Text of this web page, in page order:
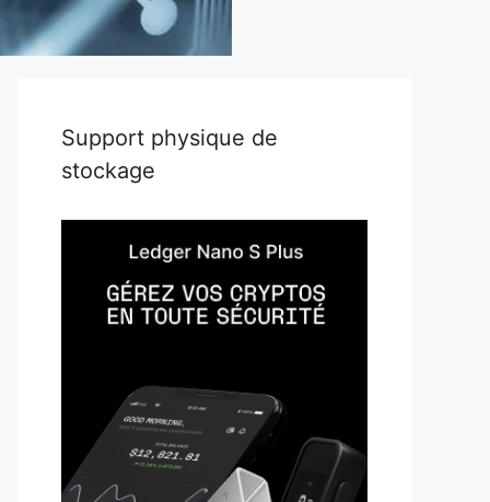
Support physique de
stockage